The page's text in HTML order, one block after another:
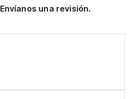
una revisión.